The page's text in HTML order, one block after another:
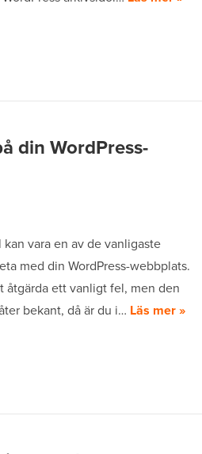
din WordPress-
vara en av de vanligaste
med din WordPress-webbplats.
ett vanligt fel, men den
bekant, då är du i… Läs mer »